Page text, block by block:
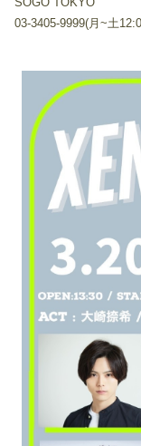
03-3405-9999(月~土